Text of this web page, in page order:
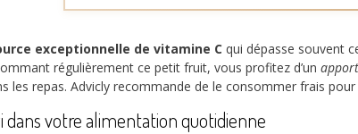
exceptionnelle de vitamine C qui dépasse souvent
régulièrement ce petit fruit, vous profitez d’un
les repas. Advicly recommande de le consommer frais
votre alimentation quotidienne